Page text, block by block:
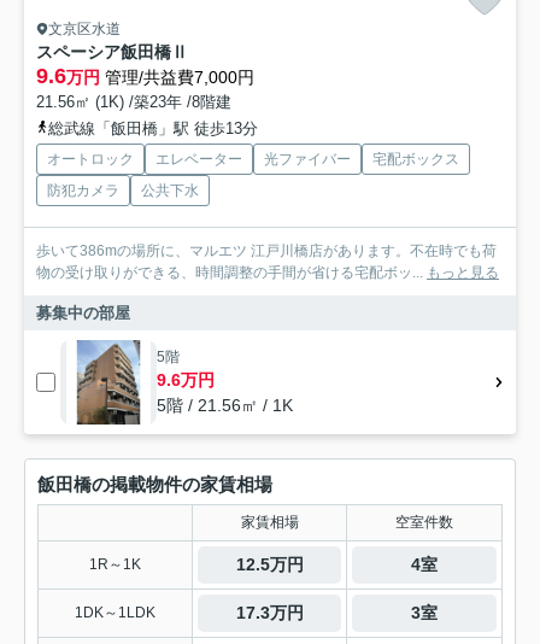
文京区水道
スペーシア飯田橋Ⅱ
9.6万円 管理/共益費7,000円
21.56㎡ (1K) /築23年 /8階建
総武線「飯田橋」駅 徒歩13分
オートロック エレベーター 光ファイバー
宅配ボックス
防犯カメラ
公共下水
歩いて386mの場所に、マルエツ 江戸川橋店があります。不在時でも荷
物の受け取りができる、時間調整の手間が省ける宅配ボッ... もっと見る
募集中の部屋
5階
9.6万円
5階 / 21.56㎡ / 1K
飯田橋の掲載物件の家賃相場
家賃相場 空室件数
1R～1K 12.5万円 4室
1DK～1LDK 17.3万円 3室